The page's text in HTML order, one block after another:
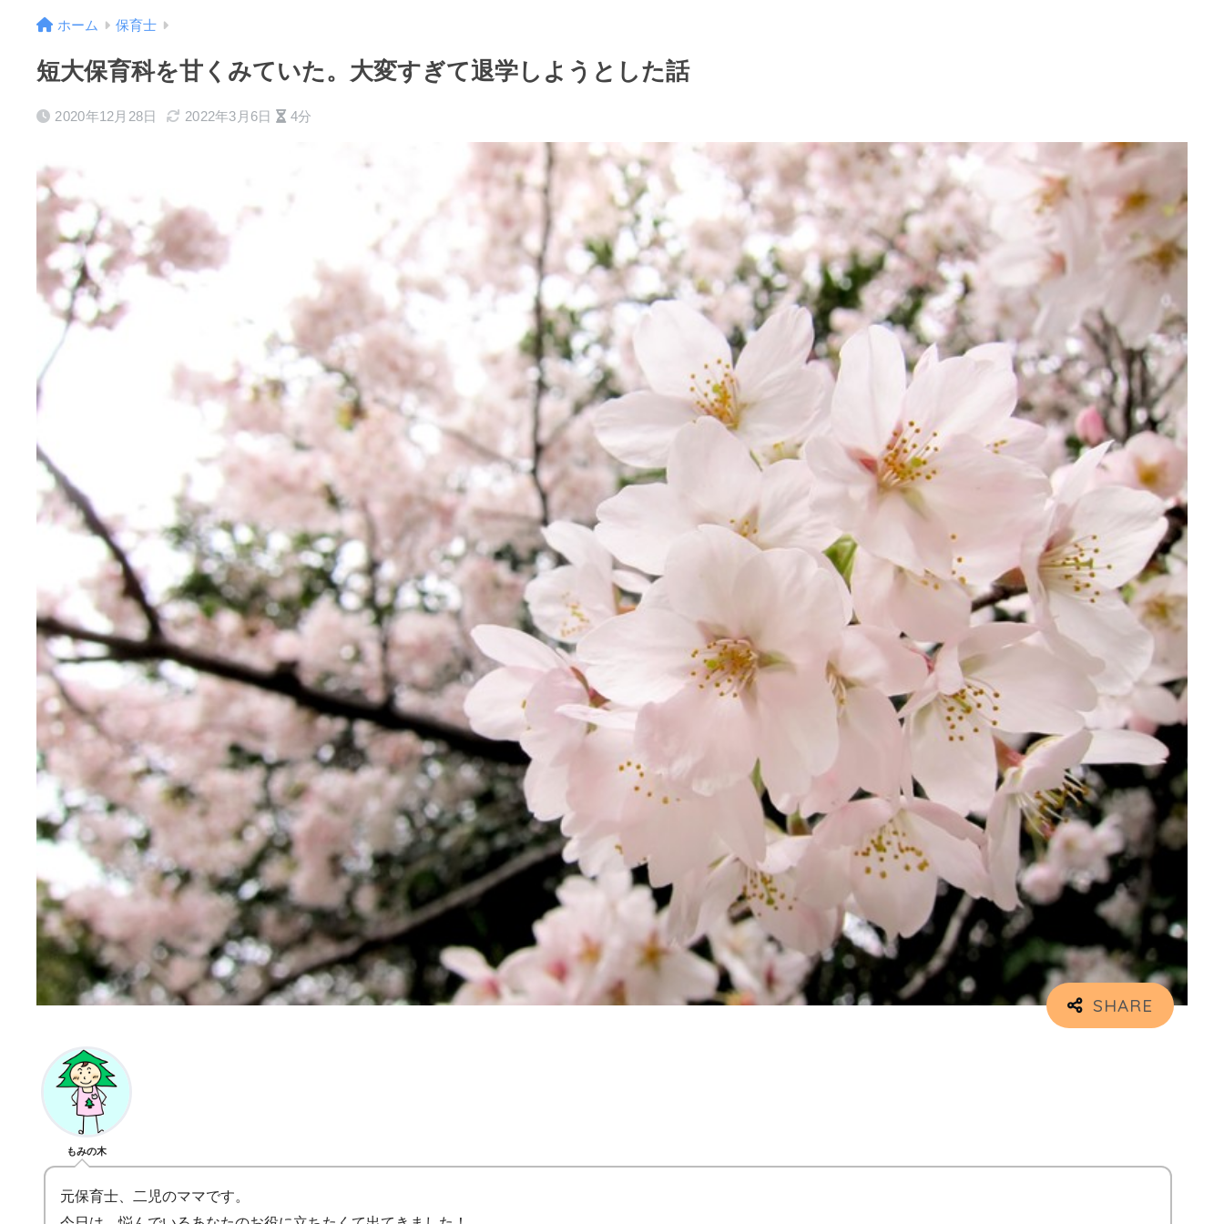
ホーム 保育士
短大保育科を甘くみていた。大変すぎて退学しようとした話
2020年12月28日 2022年3月6日 4分
もみの木
元保育士、二児のママです。